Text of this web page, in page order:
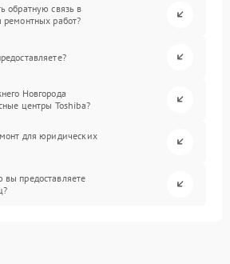
обратную связь в
ремонтных работ?
Новгорода
центры Toshiba?
для юридических
предоставляете